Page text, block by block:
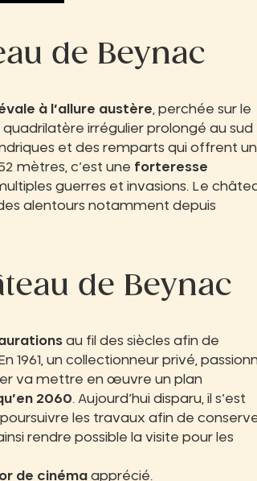
de Beynac
à l’allure austère , perchée sur le
irrégulier prolongé au sud
et des remparts qui offrent
mètres, c’est une forteresse
guerres et invasions. Le
alentours notamment depuis
de Beynac
au fil des siècles afin de
un collectionneur privé,
va mettre en œuvre un plan
2060. Aujourd’hui disparu, il s’est
les travaux afin de
rendre possible la visite pour les
de cinéma apprécié.